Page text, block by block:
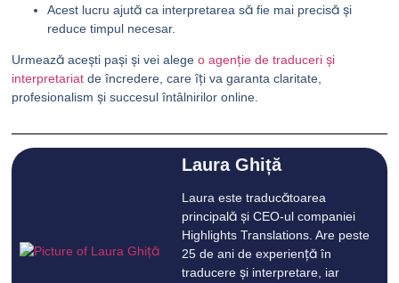
Acest lucru ajută ca interpretarea să fie mai precisă și
reduce timpul necesar.
Urmează acești pași și vei alegeo agenție de traduceri și
interpretariat de încredere, care îți va garanta claritate,
profesionalism și succesul întâlnirilor online.
Laura Ghiță
Laura este traducătoarea
principală și CEO-ul companiei
Highlights Translations. Are peste
25 de ani de experiență în
traducere și interpretare, iar